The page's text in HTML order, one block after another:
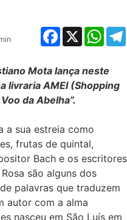
Facebook
X
Mota lança neste
livraria AMEI (Shopping
da Abelha”.
a sua estreia como
frutas de quintal,
Bach e os escritores
são alguns dos
palavras que traduzem
autor com a alma
nasceu em São Luís em